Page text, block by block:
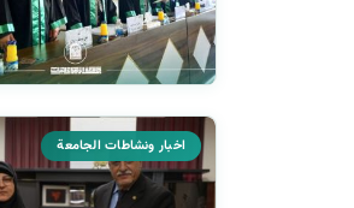
اخبار ونشاطات الجامعة